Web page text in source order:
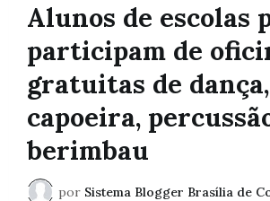
Alunos de escolas
participam de
gratuitas de dança,
capoeira,
berimbau
por Sistema Blogger Brasília de